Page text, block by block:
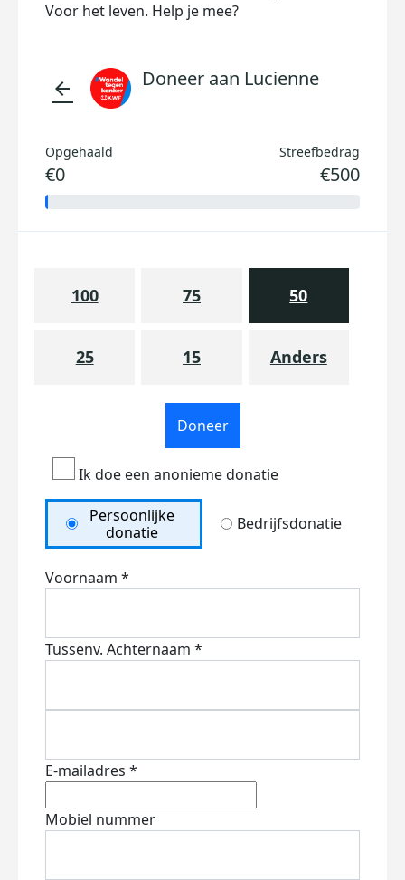
Voor het leven. Help je mee?
arrow_back Doneer aan Lucienne
Opgehaald
€0
Streefbedrag
€500
100 75 50
25 15 Anders
Doneer
Ik doe een anonieme donatie
Persoonlijke
donatie
Bedrijfsdonatie
Voornaam *
Tussenv. Achternaam *
E-mailadres *
Mobiel nummer